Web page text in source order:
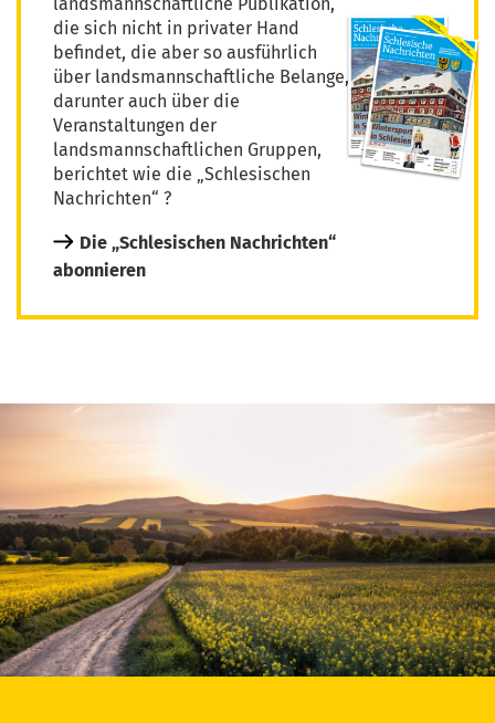
die sich nicht in privater Hand
befindet, die aber so ausführlich
über landsmannschaftliche Belange,
darunter auch über die
Veranstaltungen der
landsmannschaftlichen Gruppen,
berichtet wie die „Schlesischen
Nachrichten“ ?
Die „Schlesischen Nachrichten“
abonnieren